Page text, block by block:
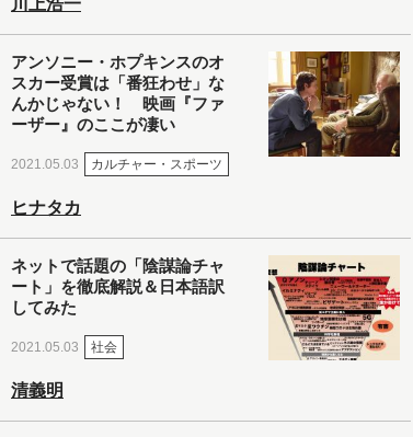
川上浩一
アンソニー・ホプキンスのオ
スカー受賞は「番狂わせ」な
んかじゃない！ 映画『ファ
ーザー』のここが凄い
2021.05.03 カルチャー・スポーツ
ヒナタカ
ネットで話題の「陰謀論チャ
ート」を徹底解説＆日本語訳
してみた
2021.05.03 社会
清義明